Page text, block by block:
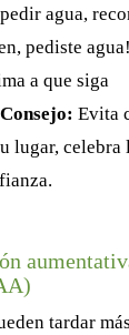
agua,
pediste
a que siga
Consejo: Evita
lugar, celebra
tardar